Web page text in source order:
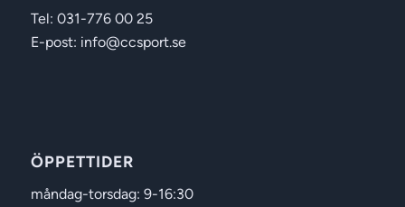
Tel: 031-776 00 25
E-post: info@ccsport.se
ÖPPETTIDER
måndag-torsdag: 9-16:30